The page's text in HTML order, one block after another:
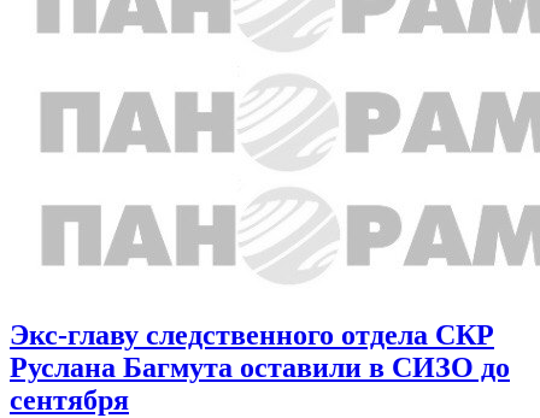
Экс-главу следственного отдела СКР
Руслана Багмута оставили в СИЗО до
сентября